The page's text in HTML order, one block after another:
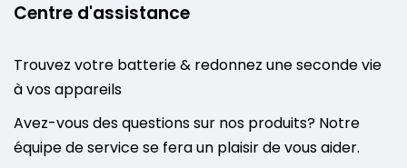
Centre d'assistance
Trouvez votre batterie & redonnez une seconde vie
à vos appareils
Avez-vous des questions sur nos produits? Notre
équipe de service se fera un plaisir de vous aider.